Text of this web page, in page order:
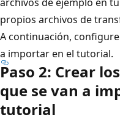
propios archivos de
A continuación,
a importar en el tutorial.
Paso 2: Crear
que se van a
tutorial